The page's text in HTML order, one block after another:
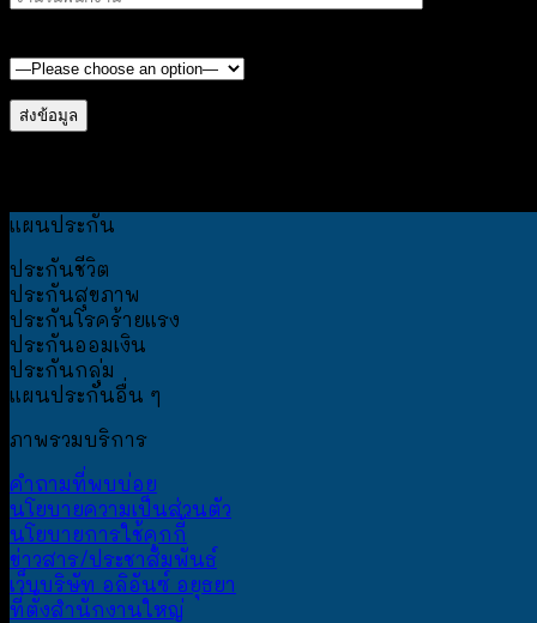
แผนประกัน
ประกันชีวิต
ประกันสุขภาพ
ประกันโรคร้ายแรง
ประกันออมเงิน
ประกันกลุ่ม
แผนประกันอื่น ๆ
ภาพรวมบริการ
คำถามที่พบบ่อย
นโยบายความเป็นส่วนตัว
นโยบายการใช้คุกกี้
ข่าวสาร/ประชาสัมพันธ์
เว็บบริษัท อลิอันซ์ อยุธยา
ที่ตั้งสำนักงานใหญ่